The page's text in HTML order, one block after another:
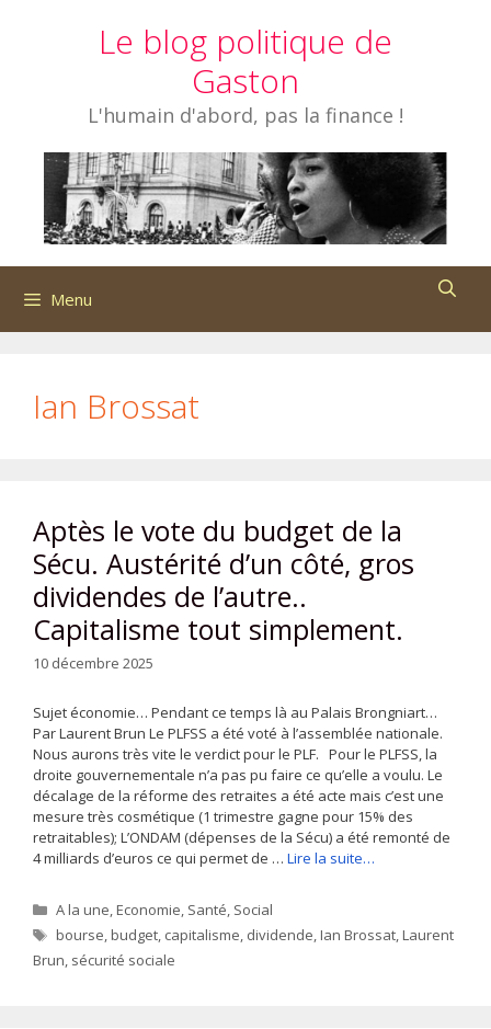
Le blog politique de
Gaston
L'humain d'abord, pas la finance !
Menu
Ian Brossat
Aptès le vote du budget de la
Sécu. Austérité d’un côté, gros
dividendes de l’autre..
Capitalisme tout simplement.
10 décembre 2025
Sujet économie… Pendant ce temps là au Palais Brongniart…
Par Laurent Brun Le PLFSS a été voté à l’assemblée nationale.
Nous aurons très vite le verdict pour le PLF. Pour le PLFSS, la
droite gouvernementale n’a pas pu faire ce qu’elle a voulu. Le
décalage de la réforme des retraites a été acte mais c’est une
mesure très cosmétique (1 trimestre gagne pour 15% des
retraitables); L’ONDAM (dépenses de la Sécu) a été remonté de
4 milliards d’euros ce qui permet de … Lire la suite…
Catégories
A la une,Economie, Santé, Social
Étiquettes
bourse,budget, capitalisme, dividende,Ian Brossat,Laurent
Brun, sécurité sociale